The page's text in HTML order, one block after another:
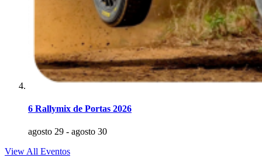
6 Rallymix de Portas 2026
agosto 29 - agosto 30
View All Eventos